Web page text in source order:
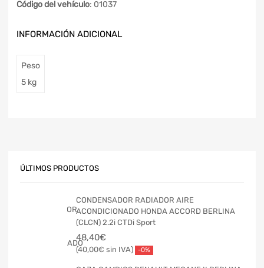
Código del vehículo: 01037
INFORMACIÓN ADICIONAL
Peso
5 kg
ÚLTIMOS PRODUCTOS
CONDENSADOR RADIADOR AIRE
ACONDICIONADO HONDA ACCORD BERLINA
(CLCN) 2.2i CTDi Sport
48,40€
40,00€ -0%